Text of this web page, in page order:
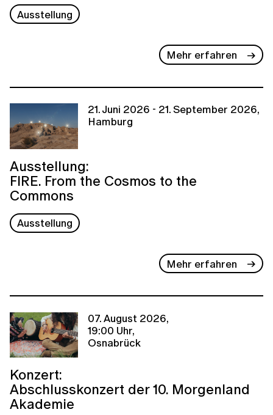
Ausstellung
Mehr erfahren
21. Juni 2026 - 21. September 2026,
Hamburg
Ausstellung:
FIRE. From the Cosmos to the
Commons
Ausstellung
Mehr erfahren
07. August 2026,
19:00 Uhr,
Osnabrück
Konzert:
Abschlusskonzert der 10. Morgenland
Akademie